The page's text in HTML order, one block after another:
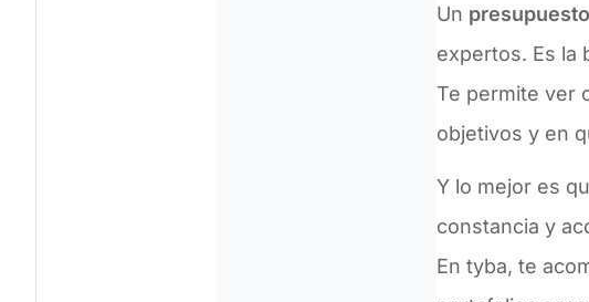
Un
expertos. Es la
Te permite ver
objetivos y en
Y lo mejor es
constancia y
En tyba, te